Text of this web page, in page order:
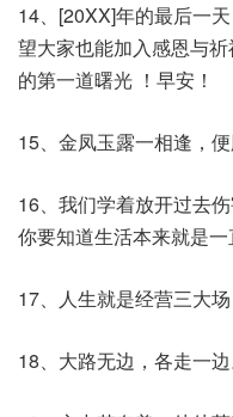
14、[20XX]年的最后一
望大家也能加入感恩与
的第一道曙光 ！早安！
15、金凤玉露一相逢，
16、我们学着放开过去
你要知道生活本来就是一
17、人生就是经营三大
18、大路无边，各走一边